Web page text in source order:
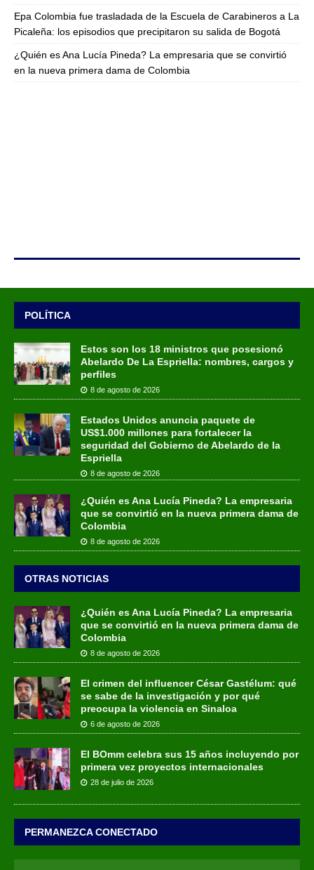
Epa Colombia fue trasladada de la Escuela de Carabineros a La
Picaleña: los episodios que precipitaron su salida de Bogotá
¿Quién es Ana Lucía Pineda? La empresaria que se convirtió
en la nueva primera dama de Colombia
POLÍTICA
Estos son los 18 ministros que posesionó
Abelardo De La Espriella: nombres, cargos y
perfiles
8 de agosto de 2026
Estados Unidos anuncia paquete de
US$1.000 millones para fortalecer la
seguridad del Gobierno de Abelardo de la
Espriella
8 de agosto de 2026
¿Quién es Ana Lucía Pineda? La empresaria
que se convirtió en la nueva primera dama de
Colombia
8 de agosto de 2026
OTRAS NOTICIAS
¿Quién es Ana Lucía Pineda? La empresaria
que se convirtió en la nueva primera dama de
Colombia
8 de agosto de 2026
El crimen del influencer César Gastélum: qué
se sabe de la investigación y por qué
preocupa la violencia en Sinaloa
6 de agosto de 2026
El BOmm celebra sus 15 años incluyendo por
primera vez proyectos internacionales
28 de julio de 2026
PERMANEZCA CONECTADO